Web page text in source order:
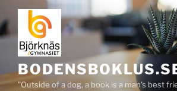
Hoppa
till
innehåll
"Outside of a dog, a book is a man's best